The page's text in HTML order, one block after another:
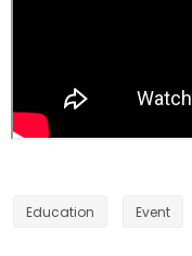
Education Event